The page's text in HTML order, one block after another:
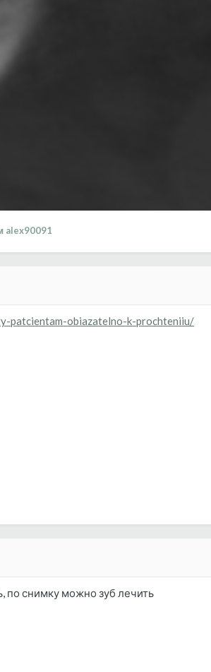
alex90091
patcientam-obiazatelno-k-prochteniiu/
по снимку можно зуб лечить